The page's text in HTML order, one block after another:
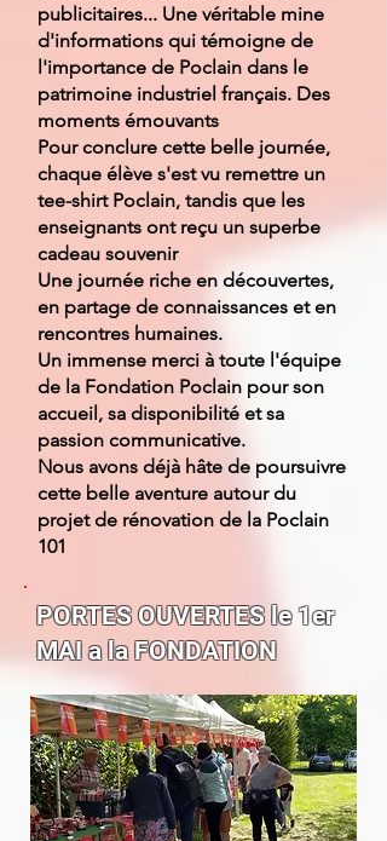
publicitaires... Une véritable mine
d'informations qui témoigne de
l'importance de Poclain dans le
patrimoine industriel français. Des
moments émouvants
Pour conclure cette belle journée,
chaque élève s'est vu remettre un
tee-shirt Poclain, tandis que les
enseignants ont reçu un superbe
cadeau souvenir
Une journée riche en découvertes,
en partage de connaissances et en
rencontres humaines.
Un immense merci à toute l'équipe
de la Fondation Poclain pour son
accueil, sa disponibilité et sa
passion communicative.
Nous avons déjà hâte de poursuivre
cette belle aventure autour du
projet de rénovation de la Poclain
101
PORTES OUVERTES le 1er
MAI a la FONDATION